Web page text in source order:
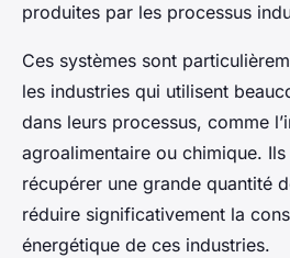
produites par les processus
Ces systèmes sont
les industries qui utilisent
dans leurs processus, comme
agroalimentaire ou chimique.
récupérer une grande quantité
réduire significativement la
énergétique de ces industries.